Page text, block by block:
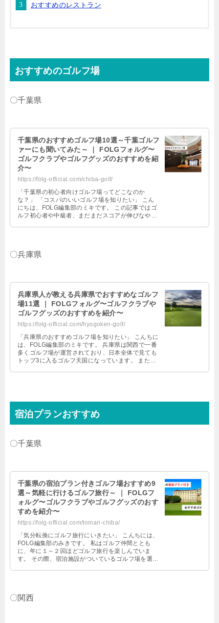
おすすめのレストラン
おすすめのゴルフ場
〇千葉県
千葉県のおすすめゴルフ場10選～千葉ゴルフ
ァーにも聞いてみた～ ｜ FOLGフォルグ〜
ゴルフクラブやゴルフグッズのおすすめを紹
介〜
https://folg-official.com/chiba-golf/
「千葉県の初心者向けゴルフ場ってどこなのか
な？」 「コスパのいいゴルフ場を知りたい」 こん
にちは、FOLG編集部のミキです。 この記事ではゴ
ルフ初心者や中級者、まだまだスコアが伸びなやん
〇兵庫県
兵庫県人が教える兵庫県でおすすめなゴルフ
場11選 ｜ FOLGフォルグ〜ゴルフクラブや
ゴルフグッズのおすすめを紹介〜
https://folg-official.com/hyogoken-golf/
「兵庫県のおすすめゴルフ場を知りたい」 こんちに
は、FOLG編集部のミキです。 兵庫県は関西で一番
多くゴルフ場が運営されており、日本全体で見ても
トップ3に入るゴルフ天国になっています。 また、
宿泊プランおすすめ
〇千葉県
千葉県の宿泊プラン付きゴルフ場おすすめ9
選～気軽に行けるゴルフ旅行～ ｜ FOLGフ
ォルグ〜ゴルフクラブやゴルフグッズのおす
すめを紹介〜
https://folg-official.com/tomari-chiba/
「気分転換にゴルフ旅行にいきたい」 こんちには、
FOLG編集部のみきです。 私はゴルフ仲間ととも
に、年に１～２回ほどゴルフ旅行を楽しんでいま
す。 その際、宿泊施設がついているゴルフ場を選ぶ
〇関西